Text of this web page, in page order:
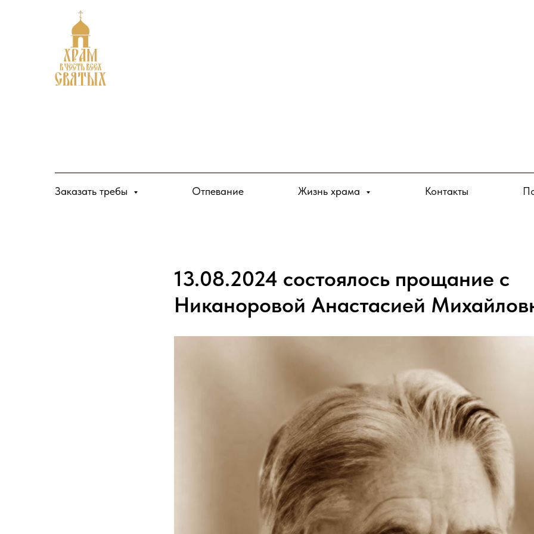
Заказать требы Отпевание Жизнь храма Контакты
13.08.2024 состоялось прощание с
Никаноровой Анастасией